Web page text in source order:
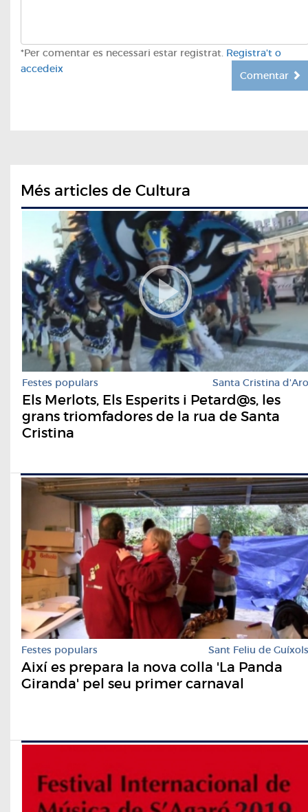
*Per comentar es necessari estar registrat. Registra't o
accedeix
Comentar
Més articles de Cultura
Festes populars Santa Cristina d'Aro
Els Merlots, Els Esperits i Petard@s, les
grans triomfadores de la rua de Santa
Cristina
Festes populars Sant Feliu de Guíxols
Així es prepara la nova colla 'La Panda
Giranda' pel seu primer carnaval